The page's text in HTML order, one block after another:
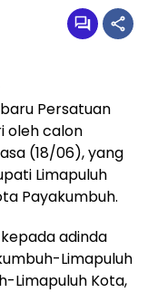
Persatuan
oleh calon
(18/06), yang
Limapuluh
Payakumbuh.
adinda
Limapuluh
Limapuluh Kota,